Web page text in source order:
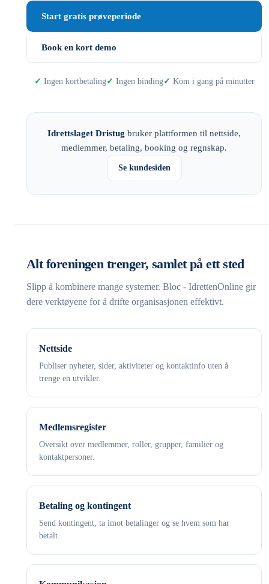
Start gratis prøveperiode
Book en kort demo
Ingen kortbetaling Ingen binding Kom i gang på minutter
Idrettslaget Dristug bruker plattformen til nettside,
medlemmer, betaling, booking og regnskap.
Se kundesiden
Alt foreningen trenger, samlet på ett sted
Slipp å kombinere mange systemer. Bloc - IdrettenOnline gir
dere verktøyene for å drifte organisasjonen effektivt.
Nettside
Publiser nyheter, sider, aktiviteter og kontaktinfo uten å
trenge en utvikler.
Medlemsregister
Oversikt over medlemmer, roller, grupper, familier og
kontaktpersoner.
Betaling og kontingent
Send kontingent, ta imot betalinger og se hvem som har
betalt.